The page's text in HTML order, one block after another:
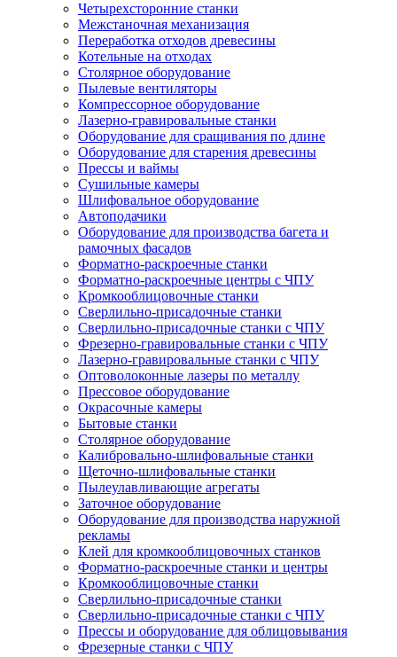
Четырехсторонние станки
Межстаночная механизация
Переработка отходов древесины
Котельные на отходах
Столярное оборудование
Пылевые вентиляторы
Компрессорное оборудование
Лазерно-гравировальные станки
Оборудование для сращивания по длине
Оборудование для старения древесины
Прессы и ваймы
Сушильные камеры
Шлифовальное оборудование
Автоподачики
Оборудование для производства багета и
рамочных фасадов
Форматно-раскроечные станки
Форматно-раскроечные центры с ЧПУ
Кромкооблицовочные станки
Сверлильно-присадочные станки
Сверлильно-присадочные станки с ЧПУ
Фрезерно-гравировальные станки с ЧПУ
Лазерно-гравировальные станки с ЧПУ
Оптоволоконные лазеры по металлу
Прессовое оборудование
Окрасочные камеры
Бытовые станки
Столярное оборудование
Калибровально-шлифовальные станки
Щеточно-шлифовальные станки
Пылеулавливающие агрегаты
Заточное оборудование
Оборудование для производства наружной
рекламы
Клей для кромкооблицовочных станков
Форматно-раскроечные станки и центры
Кромкооблицовочные станки
Сверлильно-присадочные станки
Сверлильно-присадочные станки с ЧПУ
Прессы и оборудование для облицовывания
Фрезерные станки с ЧПУ